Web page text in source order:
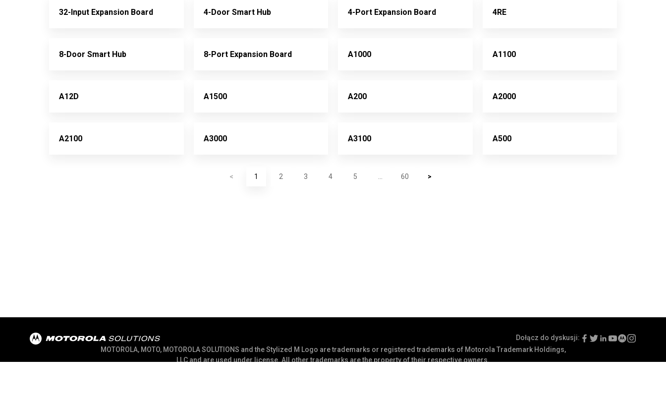
32-Input Expansion Board 4-Door Smart Hub 4-Port Expansion Board 4RE
8-Door Smart Hub 8-Port Expansion Board A1000 A1100
A12D A1500 A200 A2000
A2100 A3000 A3100 A500
< 1 2 3 4 5 60 >
Dołącz do dyskusji:
MOTOROLA, MOTO, MOTOROLA SOLUTIONS and the Stylized M Logo are trademarks or registered trademarks of Motorola Trademark Holdings,
LLC and are used under license. All other trademarks are the property of their respective owners.